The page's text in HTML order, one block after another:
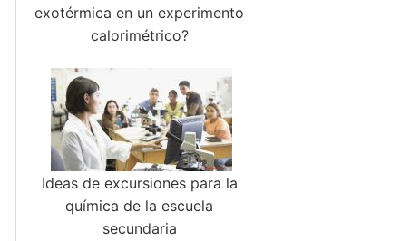
exotérmica en un experimento
calorimétrico?
Ideas de excursiones para la
química de la escuela
secundaria